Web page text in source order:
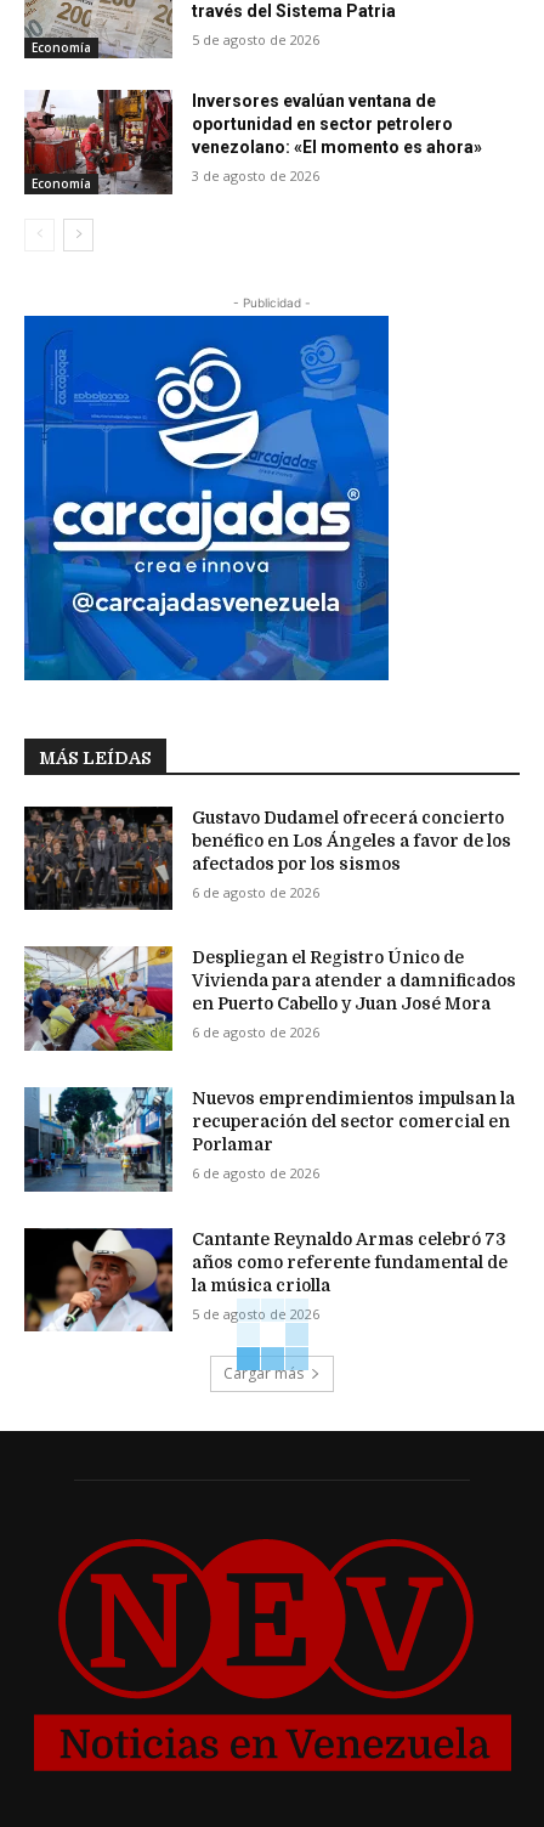
Economía
través del Sistema Patria
5 de agosto de 2026
Economía
Inversores evalúan ventana de
oportunidad en sector petrolero
venezolano: «El momento es ahora»
3 de agosto de 2026
- Publicidad -
MÁS LEÍDAS
Gustavo Dudamel ofrecerá concierto
benéfico en Los Ángeles a favor de los
afectados por los sismos
6 de agosto de 2026
Despliegan el Registro Único de
Vivienda para atender a damnificados
en Puerto Cabello y Juan José Mora
6 de agosto de 2026
Nuevos emprendimientos impulsan la
recuperación del sector comercial en
Porlamar
6 de agosto de 2026
Cantante Reynaldo Armas celebró 73
años como referente fundamental de
la música criolla
5 de agosto de 2026
Cargar más